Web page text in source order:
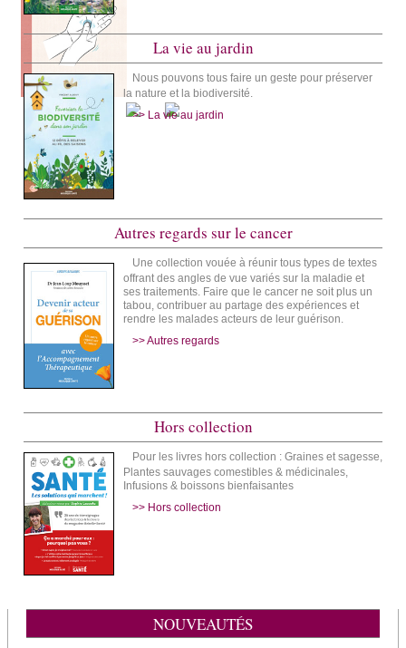
La vie au jardin
Nous pouvons tous faire un geste pour préserver
la nature et la biodiversité.
>> La vie au jardin
Autres regards sur le cancer
Une collection vouée à réunir tous types de textes
offrant des angles de vue variés sur la maladie et
ses traitements. Faire que le cancer ne soit plus un
tabou, contribuer au partage des expériences et
rendre les malades acteurs de leur guérison.
>> Autres regards
Hors collection
Pour les livres hors collection : Graines et sagesse,
Plantes sauvages comestibles & médicinales,
Infusions & boissons bienfaisantes
>> Hors collection
NOUVEAUTÉS